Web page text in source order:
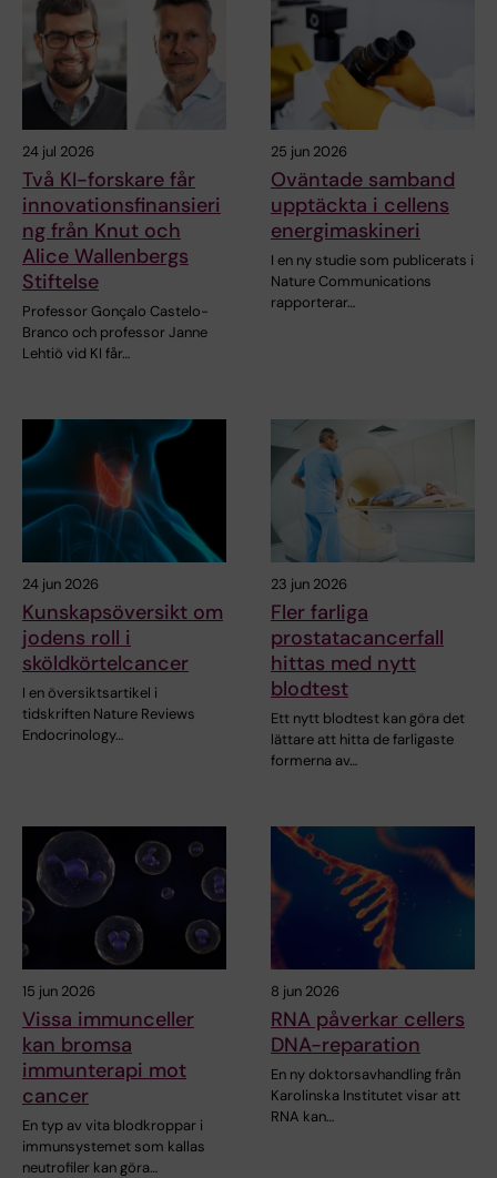
24 jul 2026
Två KI-forskare får
innovationsfinansieri
ng från Knut och
Alice Wallenbergs
Stiftelse
Professor Gonçalo Castelo-
Branco och professor Janne
Lehtiö vid KI får…
25 jun 2026
Oväntade samband
upptäckta i cellens
energimaskineri
I en ny studie som publicerats i
Nature Communications
rapporterar…
24 jun 2026
Kunskapsöversikt om
jodens roll i
sköldkörtelcancer
I en översiktsartikel i
tidskriften Nature Reviews
Endocrinology…
23 jun 2026
Fler farliga
prostatacancerfall
hittas med nytt
blodtest
Ett nytt blodtest kan göra det
lättare att hitta de farligaste
formerna av…
15 jun 2026
Vissa immunceller
kan bromsa
immunterapi mot
cancer
En typ av vita blodkroppar i
immunsystemet som kallas
neutrofiler kan göra…
8 jun 2026
RNA påverkar cellers
DNA-reparation
En ny doktorsavhandling från
Karolinska Institutet visar att
RNA kan…